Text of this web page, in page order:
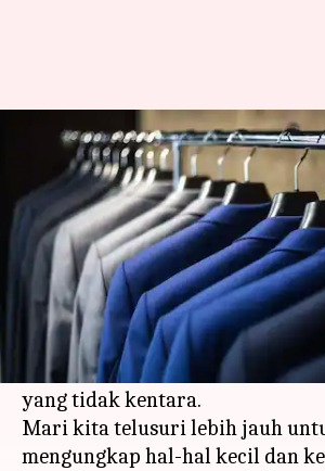
Hal-hal yang bisa
keren terlihat
menulis Taufiq Al Jufri Dec 04, 2023 11:07
Apa ceritanya
Outfityang dipilih dengan
menjadi sebuah mahakarya,
visualnya dapat dirusak oleh
yang tidak kentara.
Mari kita telusuri lebih jauh
mengungkap hal-hal kecil dan